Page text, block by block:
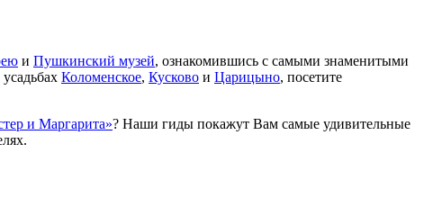
и Пушкинский музей, ознакомившись с самыми знаменитыми
Коломенское, Кусково и Царицыно, посетите
и Маргарита»? Наши гиды покажут Вам самые удивительные